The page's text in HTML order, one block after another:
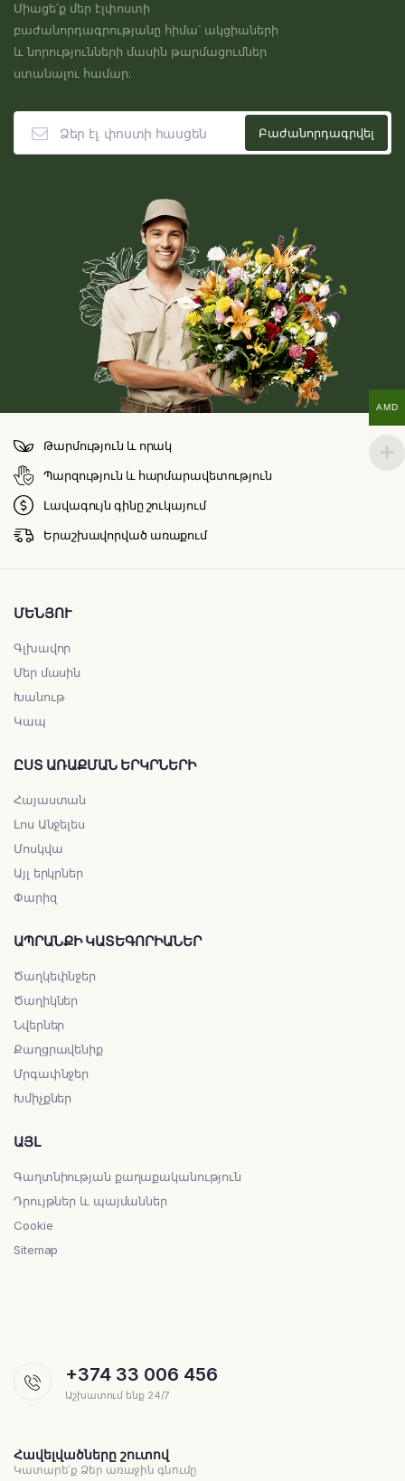
Միացե՛ք մեր էլփոստի
բաժանորդագրությանը հիմա՝ ակցիաների
և նորությունների մասին թարմացումներ
ստանալու համար:
Թարմություն և որակ
Պարզություն և հարմարավետություն
Լավագույն գինը շուկայում
Երաշխավորված առաքում
ՄԵՆՅՈՒ
Գլխավոր
Մեր մասին
Խանութ
Կապ
ԸՍՏ ԱՌԱՔՄԱՆ ԵՐԿՐՆԵՐԻ
Հայաստան
Լոս Անջելես
Մոսկվա
Այլ երկրներ
Փարիզ
ԱՊՐԱՆՔԻ ԿԱՏԵԳՈՐԻԱՆԵՐ
Ծաղկեփնջեր
Ծաղիկներ
Նվերներ
Քաղցրավենիք
Մրգափնջեր
Խմիչքներ
ԱՅԼ
Գաղտնիության քաղաքականություն
Դրույթներ և պայմաններ
Cookie
Sitemap
+374 33 006 456
Աշխատում ենք 24/7
Հավելվածները շուտով
Կատարե՛ք Ձեր առաջին գնումը
AMD